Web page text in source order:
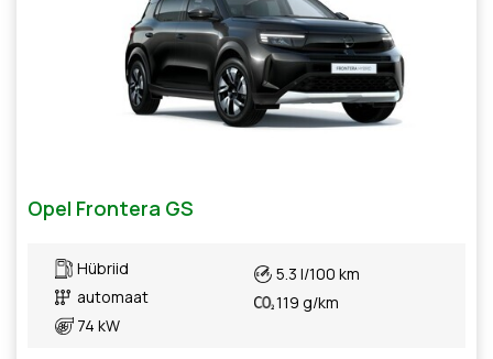
Opel Frontera GS
Hübriid
automaat
74 kW
5.3 l/100 km
119 g/km